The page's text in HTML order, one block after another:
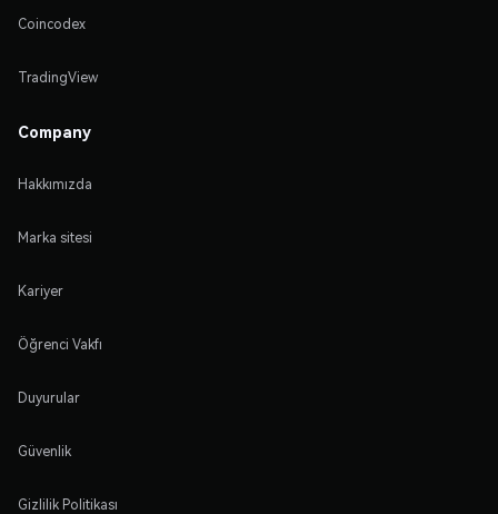
Coincodex
TradingView
Company
Hakkımızda
Marka sitesi
Kariyer
Öğrenci Vakfı
Duyurular
Güvenlik
Gizlilik Politikası